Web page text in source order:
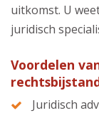
uitkomst. U
juridisch
Voordelen
Juridisch